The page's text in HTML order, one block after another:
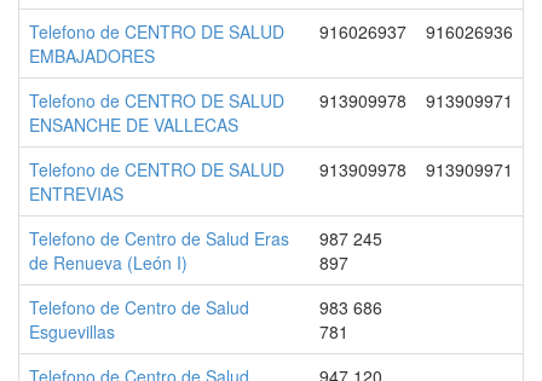
Telefono de CENTRO DE SALUD
EMBAJADORES
916026937 916026936
Telefono de CENTRO DE SALUD
ENSANCHE DE VALLECAS
913909978 913909971
Telefono de CENTRO DE SALUD
ENTREVIAS
913909978 913909971
Telefono de Centro de Salud Eras
de Renueva (León I)
987 245
897
Telefono de Centro de Salud
Esguevillas
983 686
781
Telefono de Centro de Salud
947 120